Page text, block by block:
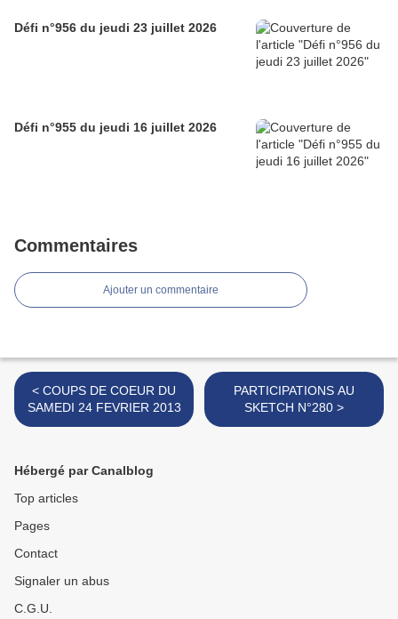
Défi n°956 du jeudi 23 juillet 2026
Défi n°955 du jeudi 16 juillet 2026
Commentaires
Ajouter un commentaire
< COUPS DE COEUR DU
SAMEDI 24 FEVRIER 2013
PARTICIPATIONS AU
SKETCH N°280 >
Hébergé par Canalblog
Top articles
Pages
Contact
Signaler un abus
C.G.U.